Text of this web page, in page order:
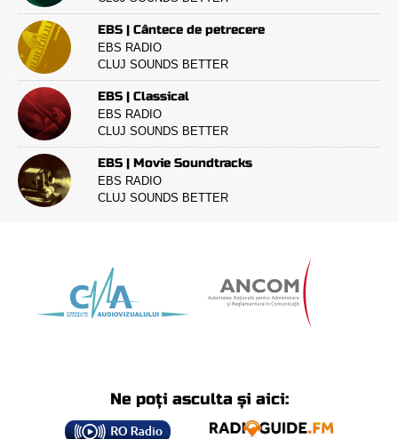
EBS | Cântece de petrecere
EBS RADIO
CLUJ SOUNDS BETTER
EBS | Classical
EBS RADIO
CLUJ SOUNDS BETTER
EBS | Movie Soundtracks
EBS RADIO
CLUJ SOUNDS BETTER
Ne poți asculta și aici: